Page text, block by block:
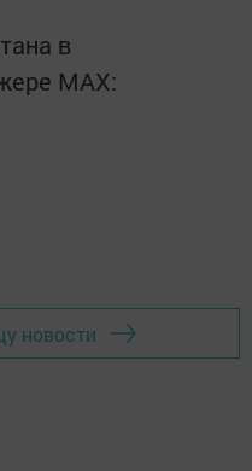
в
MАХ:
новости